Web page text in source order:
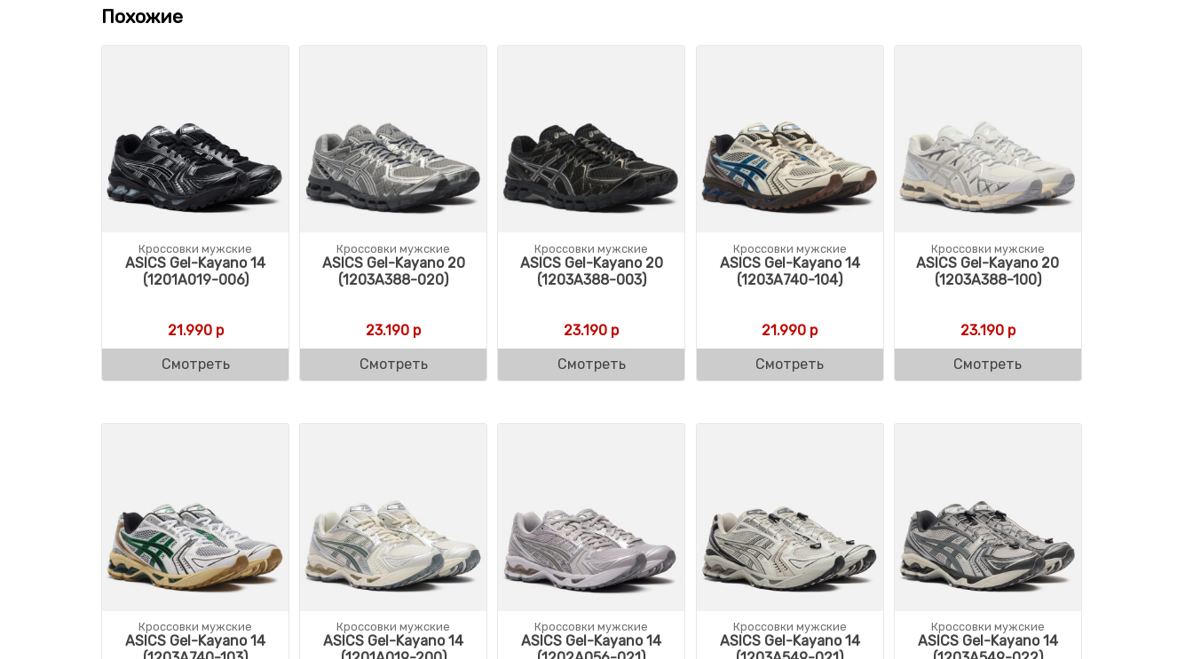
Похожие
Кроссовки мужские
ASICS Gel-Kayano 14
(1201A019-006)
21.990р
Смотреть
Кроссовки мужские
ASICS Gel-Kayano 20
(1203A388-020)
23.190 р
Смотреть
Кроссовки мужские
ASICS Gel-Kayano 20
(1203A388-003)
23.190 р
Смотреть
Кроссовки мужские
ASICS Gel-Kayano 14
(1203A740-104)
21.990 р
Смотреть
Кроссовки мужские
ASICS Gel-Kayano 20
(1203A388-100)
23.190р
Смотреть
Кроссовки мужские
ASICS Gel-Kayano 14
Кроссовки мужские
ASICS Gel-Kayano 14
Кроссовки мужские
ASICS Gel-Kayano 14
Кроссовки мужские
ASICS Gel-Kayano 14
Кроссовки мужские
ASICS Gel-Kayano 14